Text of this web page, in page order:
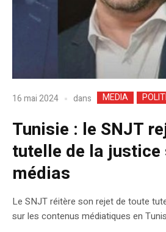
16 mai 2024 dans MEDIA
Tunisie : le SNJT
tutelle de la justice
médias
Le SNJT réitère son rejet de toute
sur les contenus médiatiques en